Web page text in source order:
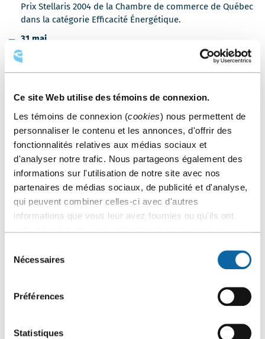
Ce site Web utilise des témoins de connexion.
Les témoins de connexion (cookies) nous permettent de
personnaliser le contenu et les annonces, d'offrir des
fonctionnalités relatives aux médias sociaux et
d'analyser notre trafic. Nous partageons également des
informations sur l'utilisation de notre site avec nos
partenaires de médias sociaux, de publicité et d'analyse,
qui peuvent combiner celles-ci avec d'autres
informations que vous leur avez fournies ou qu'ils ont
collectées lors de votre utilisation de leurs services.
Nécessaires
Préférences
Statistiques
Prix Stellaris 2004 de la Chambre de commerce de Québec
dans la catégorie Efficacité Énergétique.
31 mai
Récipiendaire d’un Octas dans la catégorie «
Transformation des processus d’affaires – 500 employés
2006
18 octobre
Mise en place, à l’intérieur des espaces du Centre, de
bornes d’accès sans fil à Internet (WiFi) : une première
dans un centre de congrès au Canada.
12 avril
Inauguration du secteur 2000 du Centre des congrès. Les
18 juillet
Obtention de l’Apex Award – Prix du meilleur palais des
palais de congrès (AIPC).
On souligne le 10
anniversaire du Centre des congrès.